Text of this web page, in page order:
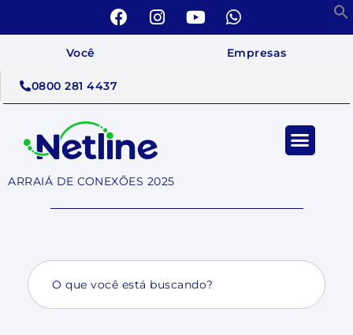
Você Empresas
0800 281 4437
ARRAIÁ DE CONEXÕES 2025
Search
for: